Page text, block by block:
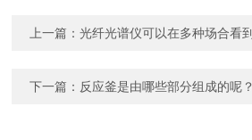
上一篇：光纤光谱仪可以在多种场合看
下一篇： 反应釜是由哪些部分组成的呢？